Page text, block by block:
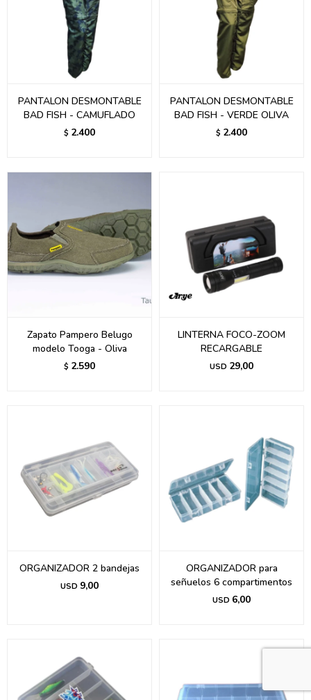
PANTALON DESMONTABLE
BAD FISH - CAMUFLADO
$ 2.400
PANTALON DESMONTABLE
BAD FISH - VERDE OLIVA
$ 2.400
Zapato Pampero Belugo
modelo Tooga - Oliva
$ 2.590
LINTERNA FOCO-ZOOM
RECARGABLE
USD 29,00
ORGANIZADOR 2 bandejas
USD 9,00
ORGANIZADOR para
señuelos 6 compartimentos
USD 6,00